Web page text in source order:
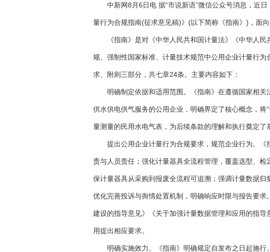
中新网8月6日电 据“市说新语”微信公众号消息，近
量行为合规指南(征求意见稿)》(以下简称《指南》)，面
《指南》是对《中华人民共和国计量法》《中华人
规、强制性国家标准、计量技术规范中公用企业计量行
求、附则三部分，共七章24条。主要内容如下：
明确制定依据和适用范围。《指南》在遵循国家相
供水供电供气服务的公用企业，明确界定了核心概念，将
量测量的民用水电气表，为后续条款的理解和执行奠定了
提出公用企业计量行为合规要求，规范企业行为。
责与人员责任；强化计量器具全流程管理，覆盖选型、
保计量器具从采购到报废全流程可追溯；强调计量数据
优化完善投诉与舆情处置机制，明确响应时限与报告要
建设的指导意见》《关于加强计量数据管理和应用的指
用提出相应要求。
明确实施效力。《指南》明确规定自发布之日起施